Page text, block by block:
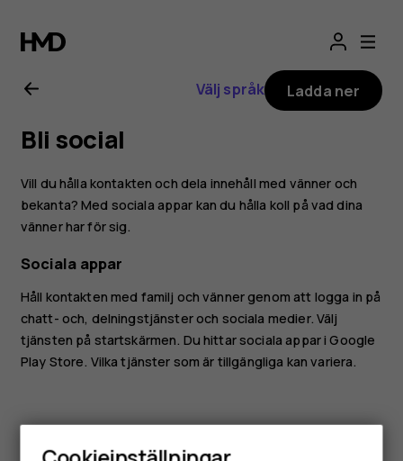
för
Nokia
7.1
Välj språk Ladda ner
Bli social
Vill du hålla kontakten och dela innehåll med vänner och
bekanta? Med sociala appar kan du hålla koll på vad dina
vänner har för sig.
Sociala appar
Håll kontakten med familj och vänner genom att logga in på
chatt- och, delningstjänster och sociala medier. Välj
tjänsten på startskärmen. Du hittar sociala appar iGoogle
Play Store. Vilka tjänster som är tillgängliga kan variera.